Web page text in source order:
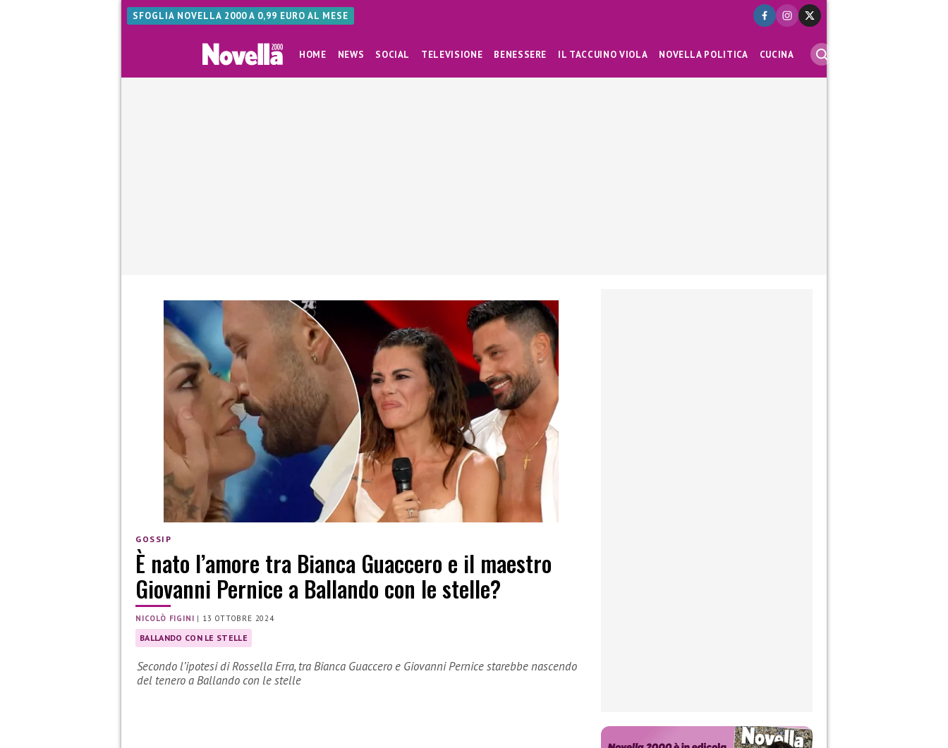
SFOGLIA NOVELLA 2000 A 0,99 EURO AL MESE
HOME NEWS SOCIAL TELEVISIONE BENESSERE IL TACCUINO VIOLA NOVELLA POLITICA CUCINA
GOSSIP
È nato l’amore tra Bianca Guaccero e il maestro
Giovanni Pernice a Ballando con le stelle?
NICOLÒ FIGINI | 13 OTTOBRE 2024
BALLANDO CON LE STELLE
Secondo l’ipotesi di Rossella Erra, tra Bianca Guaccero e Giovanni Pernice starebbe nascendo
del tenero a Ballando con le stelle